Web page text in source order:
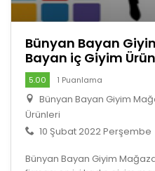
Bünyan Bayan
Bayan iç Giyim
5.00 1 Puanlama
Bünyan Bayan Giyim
Ürünleri
10 Şubat 2022 Perşembe
Bünyan Bayan Giyim